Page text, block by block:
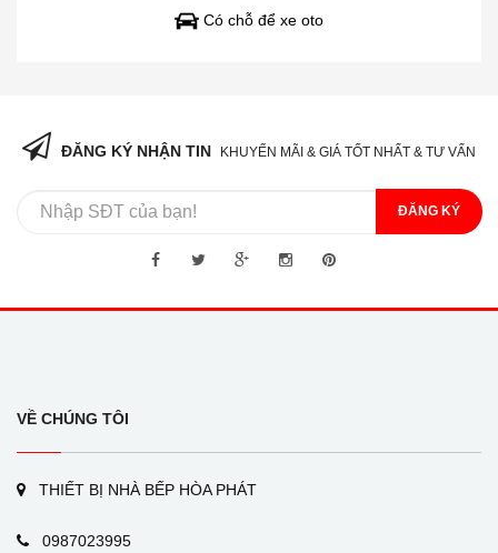
Có chỗ để xe oto
ĐĂNG KÝ NHẬN TIN KHUYẾN MÃI & GIÁ TỐT NHẤT & TƯ VẤN
ĐĂNG KÝ
VỀ CHÚNG TÔI
THIẾT BỊ NHÀ BẾP HÒA PHÁT
0987023995